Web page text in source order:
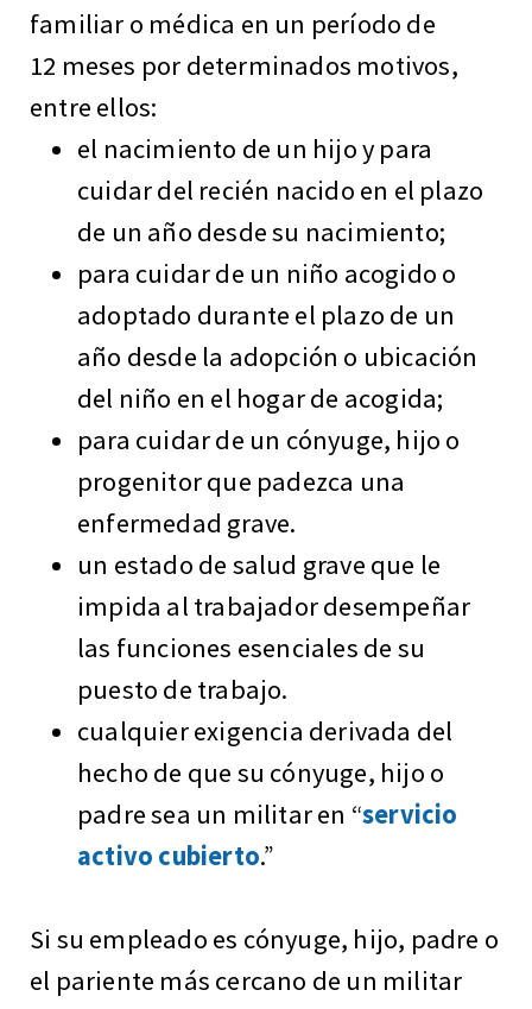
familiar o médica en un período de
12 meses por determinados motivos,
entre ellos:
el nacimiento de un hijo y para
cuidar del recién nacido en el plazo
de un año desde su nacimiento;
para cuidar de un niño acogido o
adoptado durante el plazo de un
año desde la adopción o ubicación
del niño en el hogar de acogida;
para cuidar de un cónyuge, hijo o
progenitor que padezca una
enfermedad grave.
un estado de salud grave que le
impida al trabajador desempeñar
las funciones esenciales de su
puesto de trabajo.
cualquier exigencia derivada del
hecho de que su cónyuge, hijo o
padre sea un militar en “servicio
activo cubierto.”
Si su empleado es cónyuge, hijo, padre o
el pariente más cercano de un militar